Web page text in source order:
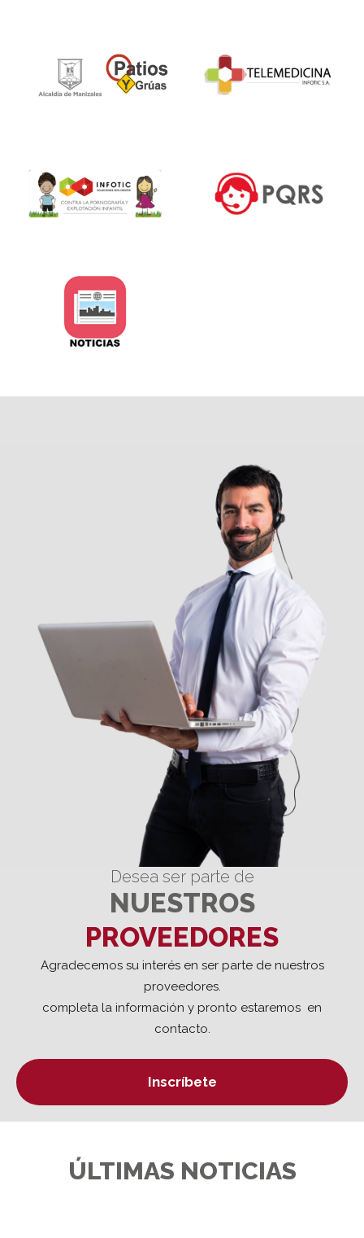
Desea ser parte de
NUESTROS
PROVEEDORES
Agradecemos su interés en ser parte de nuestros
proveedores.
completa la información y pronto estaremos en
contacto.
Inscríbete
ÚLTIMAS NOTICIAS